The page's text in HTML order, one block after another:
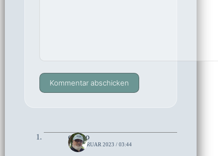
Kommentar abschicken
czoczo
11. FEBRUAR 2023 / 03:44